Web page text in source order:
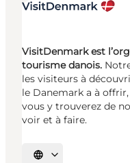
VisitDenmark est
tourisme danois.
les visiteurs à
le Danemark a à
vous y trouverez de
voir et à faire.
Choisissez la langue